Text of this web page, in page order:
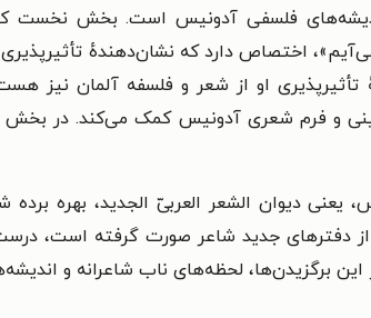
فلسفی آدونیس است. بخش نخست
اختصاص دارد که نشان‌دهندهٔ
او از شعر و فلسفه آلمان نیز
و فرم شعری آدونیس کمک می‌کند. در بخش
دیوان الشعر العربیّ الجدید، بهره
از دفترهای جدید شاعر صورت گرفته است،
برگزیدن‌ها، لحظه‌های ناب شاعرانه و